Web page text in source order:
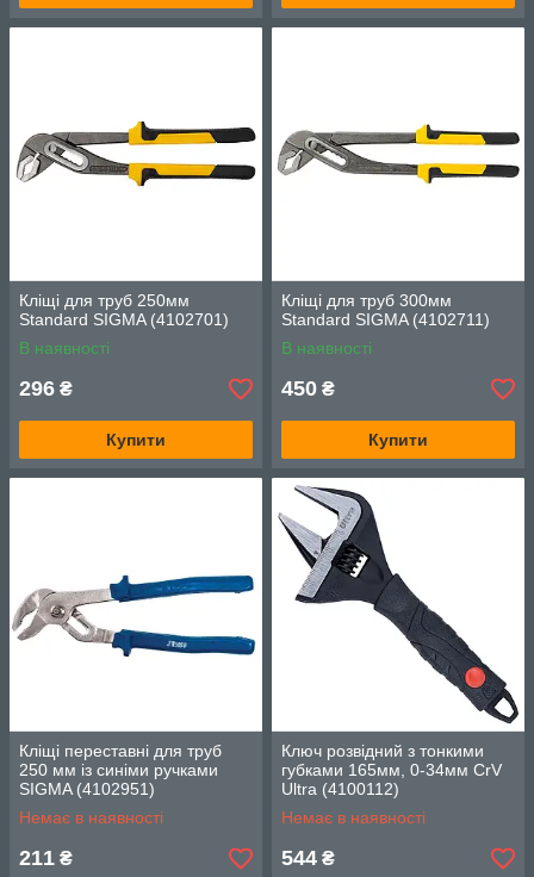
Кліщі для труб 250мм
Standard SIGMA (4102701)
В наявності
296 ₴
Купити
Кліщі для труб 300мм
Standard SIGMA (4102711)
В наявності
450 ₴
Купити
Кліщі переставні для труб
250 мм із синіми ручками
SIGMA (4102951)
Немає в наявності
211 ₴
Ключ розвідний з тонкими
губками 165мм, 0-34мм CrV
Ultra (4100112)
Немає в наявності
544 ₴